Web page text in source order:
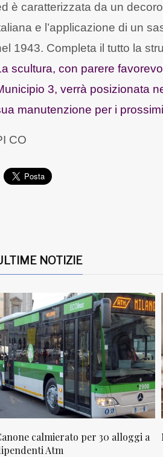
è caratterizzata da un
e l’applicazione di un
1943. Completa il tutto la
scultura, con parere
3, verrà posizionata
manutenzione per i
CO
NOTIZIE
calmierato per 30 alloggi a
Atm